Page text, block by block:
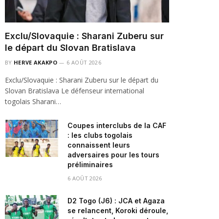
Exclu/Slovaquie : Sharani Zuberu sur
le départ du Slovan Bratislava
BY HERVE AKAKPO 6 AOÛT 2026
Exclu/Slovaquie : Sharani Zuberu sur le départ du
Slovan Bratislava Le défenseur international
togolais Sharani…
Coupes interclubs de la CAF
: les clubs togolais
connaissent leurs
adversaires pour les tours
préliminaires
6 AOÛT 2026
D2 Togo (J6) : JCA et Agaza
se relancent, Koroki déroule,